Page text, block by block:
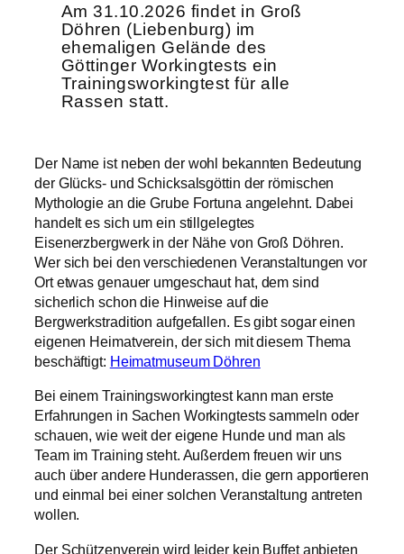
Am 31.10.2026 findet in Groß
Döhren (Liebenburg) im
ehemaligen Gelände des
Göttinger Workingtests ein
Trainingsworkingtest für alle
Rassen statt.
Der Name ist neben der wohl bekannten Bedeutung
der Glücks- und Schicksalsgöttin der römischen
Mythologie an die Grube Fortuna angelehnt. Dabei
handelt es sich um ein stillgelegtes
Eisenerzbergwerk in der Nähe von Groß Döhren.
Wer sich bei den verschiedenen Veranstaltungen vor
Ort etwas genauer umgeschaut hat, dem sind
sicherlich schon die Hinweise auf die
Bergwerkstradition aufgefallen. Es gibt sogar einen
eigenen Heimatverein, der sich mit diesem Thema
beschäftigt: Heimatmuseum Döhren
Bei einem Trainingsworkingtest kann man erste
Erfahrungen in Sachen Workingtests sammeln oder
schauen, wie weit der eigene Hunde und man als
Team im Training steht. Außerdem freuen wir uns
auch über andere Hunderassen, die gern apportieren
und einmal bei einer solchen Veranstaltung antreten
wollen.
Der Schützenverein wird leider kein Buffet anbieten